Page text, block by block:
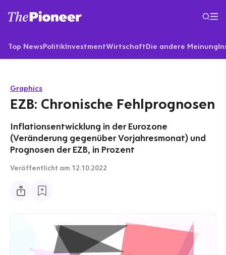
Top NewsPolitikInvestmentWirtschaftDie andere Meinung
Graphics
EZB: Chronische Fehlprognosen
Inflationsentwicklung in der Eurozone
(Veränderung gegenüber Vorjahresmonat) und
Prognosen der EZB, in Prozent
Veröffentlicht am 12.10.2022